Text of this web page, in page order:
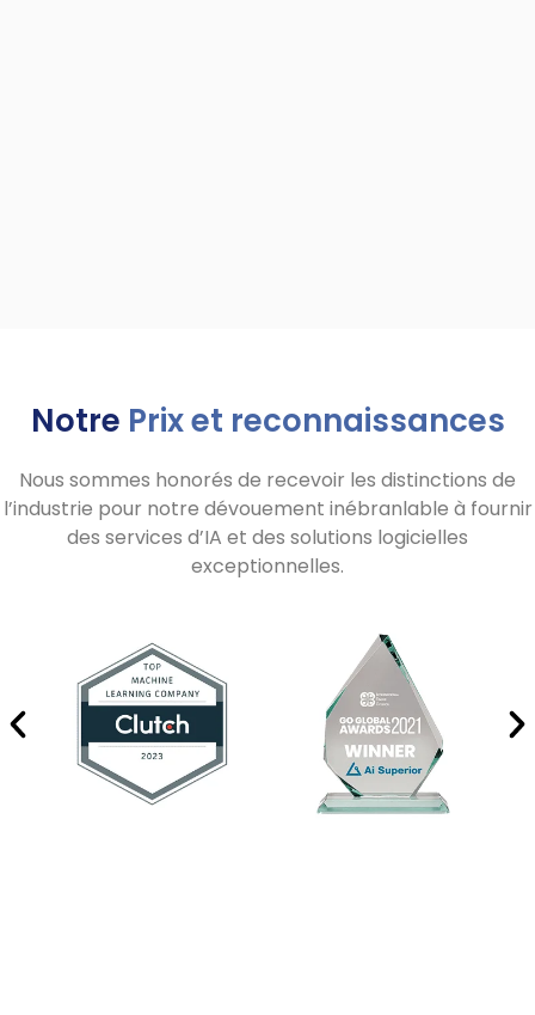
Notre Prix et reconnaissances
Nous sommes honorés de recevoir les distinctions de
l’industrie pour notre dévouement inébranlable à fournir
des services d’IA et des solutions logicielles
exceptionnelles.